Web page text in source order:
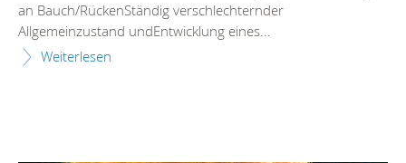
an Bauch/RückenStändig verschlechternder
Allgemeinzustand undEntwicklung eines...
Weiterlesen